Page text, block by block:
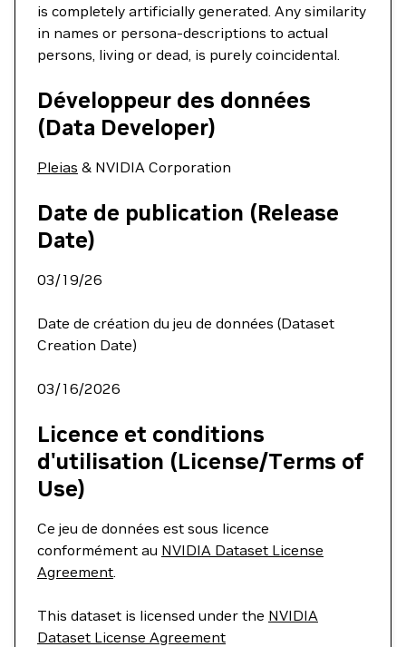
is completely artificially generated. Any similarity
in names or persona-descriptions to actual
persons, living or dead, is purely coincidental.
Développeur des données
(Data Developer)
Pleias & NVIDIA Corporation
Date de publication (Release
Date)
03/19/26
Date de création du jeu de données (Dataset
Creation Date)
03/16/2026
Licence et conditions
d'utilisation (License/Terms of
Use)
Ce jeu de données est sous licence
conformément au NVIDIA Dataset License
Agreement
This dataset is licensed under the NVIDIA
Dataset License Agreement